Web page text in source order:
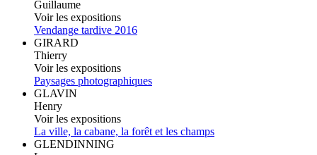
Guillaume
Voir les expositions
Vendange tardive 2016
GIRARD
Thierry
Voir les expositions
Paysages photographiques
GLAVIN
Henry
Voir les expositions
La ville, la cabane, la forêt et les champs
GLENDINNING